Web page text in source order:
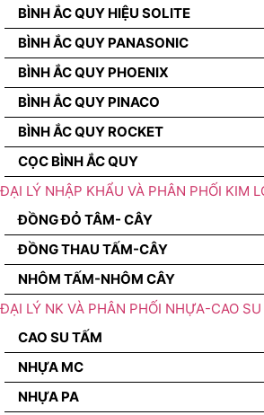
BÌNH ẮC QUY HIỆU SOLITE
BÌNH ẮC QUY PANASONIC
BÌNH ẮC QUY PHOENIX
BÌNH ẮC QUY PINACO
BÌNH ẮC QUY ROCKET
CỌC BÌNH ẮC QUY
ĐẠI LÝ NHẬP KHẨU VÀ PHÂN PHỐI KIM
ĐỒNG ĐỎ TÂM- CÂY
ĐỒNG THAU TẤM-CÂY
NHÔM TẤM-NHÔM CÂY
ĐẠI LÝ NK VÀ PHÂN PHỐI NHỰA-CAO SU
CAO SU TẤM
NHỰA MC
NHỰA PA